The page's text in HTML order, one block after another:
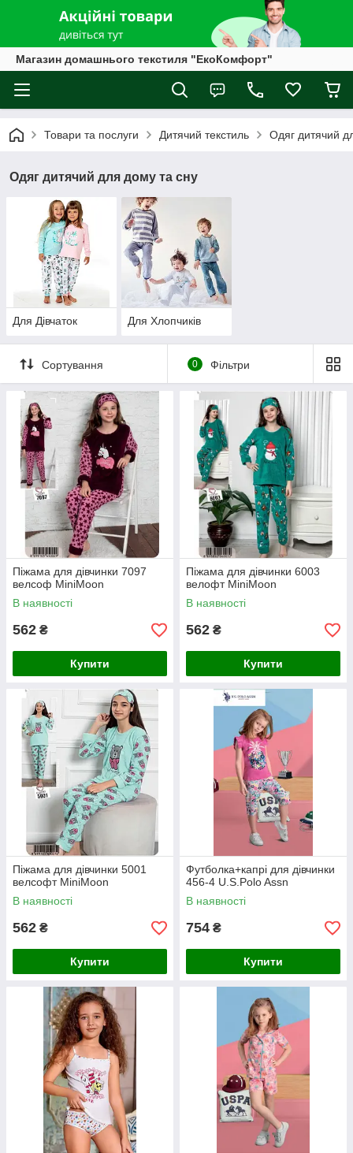
Магазин домашнього текстиля "ЕкоКомфорт"
Товари та послуги Дитячий текстиль Одяг дитячий
Одяг дитячий для дому та сну
Для Дівчаток Для Хлопчиків
Сортування 0 Фільтри
Піжама для дівчинки 7097
велсоф MiniMoon
В наявності
562 ₴
Купити
Піжама для дівчинки 6003
велофт MiniMoon
В наявності
562 ₴
Купити
Піжама для дівчинки 5001
велсофт MiniMoon
В наявності
562 ₴
Купити
Футболка+капрі для дівчинки
456-4 U.S.Polo Assn
В наявності
754 ₴
Купити